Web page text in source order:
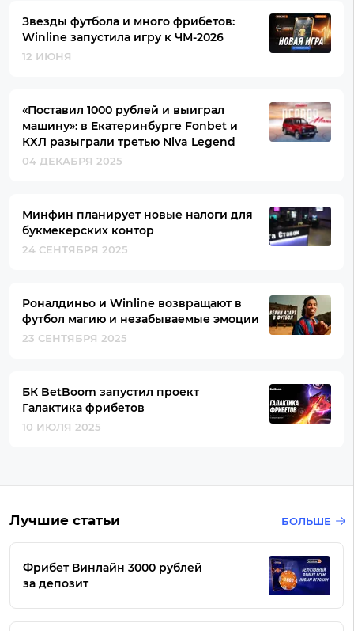
Звезды футбола и много фрибетов:
Winline запустила игру к ЧМ-2026
12 ИЮНЯ
«Поставил 1000 рублей и выиграл
машину»: в Екатеринбурге Fonbet и
КХЛ разыграли третью Niva Legend
04 ДЕКАБРЯ 2025
Минфин планирует новые налоги для
букмекерских контор
24 СЕНТЯБРЯ 2025
Роналдиньо и Winline возвращают в
футбол магию и незабываемые эмоции
23 СЕНТЯБРЯ 2025
БК BetBoom запустил проект
Галактика фрибетов
10 ИЮЛЯ 2025
Лучшие статьи БОЛЬШЕ
Фрибет Винлайн 3000 рублей
за депозит